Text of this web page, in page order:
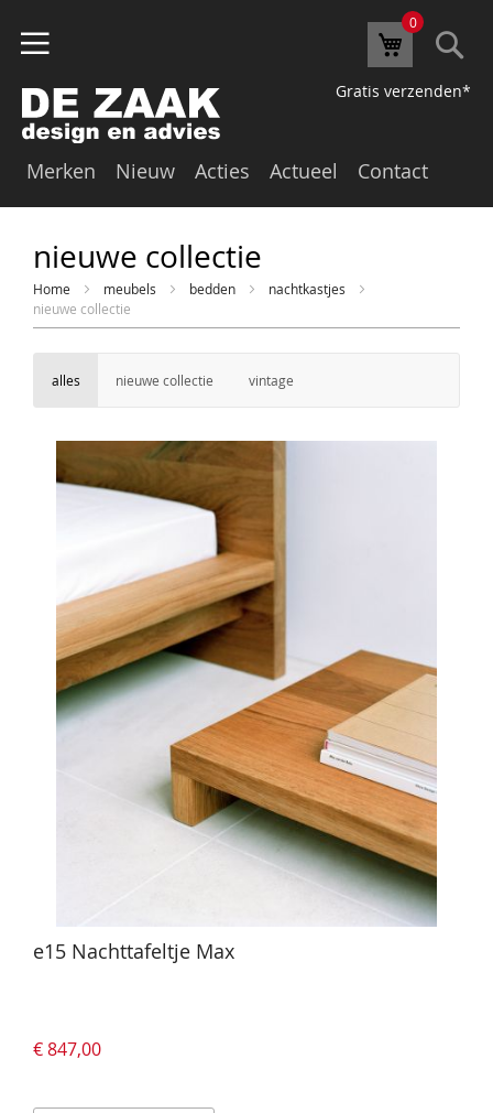
0
Gratis verzenden*
Merken Nieuw Acties Actueel Contact
nieuwe collectie
Home meubels bedden
nachtkastjes
nieuwe collectie
alles nieuwe collectie vintage
e15 Nachttafeltje Max
€ 847,00